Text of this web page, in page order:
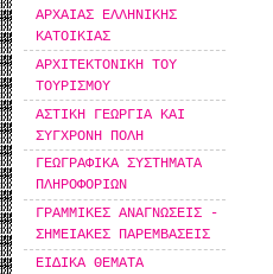
ΑΡΧΑΙΑΣ ΕΛΛΗΝΙΚΗΣ
ΚΑΤΟΙΚΙΑΣ
ΑΡΧΙΤΕΚΤΟΝΙΚΗ ΤΟΥ
ΤΟΥΡΙΣΜΟΥ
ΑΣΤΙΚΗ ΓΕΩΡΓΙΑ ΚΑΙ
ΣΥΓΧΡΟΝΗ ΠΟΛΗ
ΓΕΩΓΡΑΦΙΚΑ ΣΥΣΤΗΜΑΤΑ
ΠΛΗΡΟΦΟΡΙΩΝ
ΓΡΑΜΜΙΚΕΣ ΑΝΑΓΝΩΣΕΙΣ -
ΣΗΜΕΙΑΚΕΣ ΠΑΡΕΜΒΑΣΕΙΣ
ΕΙΔΙΚΑ ΘΕΜΑΤΑ